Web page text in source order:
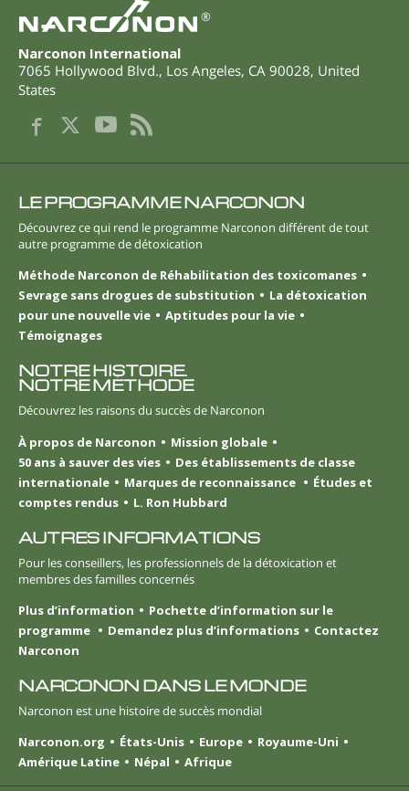
®
Narconon International
7065 Hollywood Blvd., Los Angeles, CA 90028, United
States
LE PROGRAMME NARCONON
Découvrez ce qui rend le programme Narconon différent de tout
autre programme de détoxication
Méthode Narconon de Réhabilitation des toxicomanes
Sevrage sans drogues de substitution
La détoxication
pour une nouvelle vie
Aptitudes pour la vie
Témoignages
NOTRE HISTOIRE.
NOTRE MÉTHODE
Découvrez les raisons du succès de Narconon
À propos de Narconon
Mission globale
50 ans à sauver des vies
Des établissements de classe
internationale
Marques de reconnaissance
Études et
comptes rendus
L. Ron Hubbard
AUTRES INFORMATIONS
Pour les conseillers, les professionnels de la détoxication et
membres des familles concernés
Plus d’information
Pochette d’information sur le
programme
Demandez plus d’informations
Contactez
Narconon
NARCONON DANS LE MONDE
Narconon est une histoire de succès mondial
Narconon.org
États-Unis Europe
Royaume-Uni
Amérique Latine
Népal Afrique